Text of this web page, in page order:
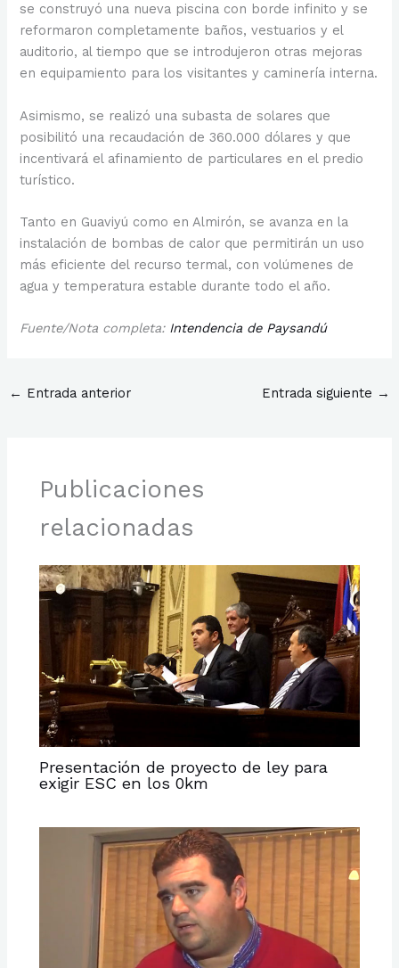
se construyó una nueva piscina con borde infinito y se
reformaron completamente baños, vestuarios y el
auditorio, al tiempo que se introdujeron otras mejoras
en equipamiento para los visitantes y caminería interna.
Asimismo, se realizó una subasta de solares que
posibilitó una recaudación de 360.000 dólares y que
incentivará el afinamiento de particulares en el predio
turístico.
Tanto en Guaviyú como en Almirón, se avanza en la
instalación de bombas de calor que permitirán un uso
más eficiente del recurso termal, con volúmenes de
agua y temperatura estable durante todo el año.
Fuente/Nota completa: Intendencia de Paysandú
← Entrada anterior Entrada siguiente →
Publicaciones
relacionadas
Presentación de proyecto de ley para
exigir ESC en los 0km